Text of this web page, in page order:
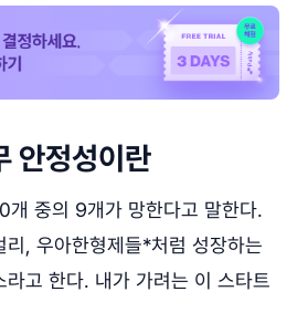
안정성이란
개 중의 9개가 망한다고 말한다.
리, 우아한형제들*처럼 성장하는
고 한다. 내가 가려는 이 스타트